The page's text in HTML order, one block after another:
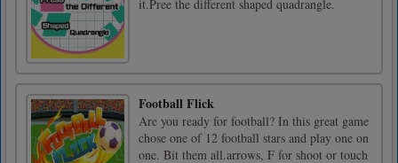
it.Pree the different shaped quadrangle.
Football Flick
Are you ready for football? In this great game
chose one of 12 football stars and play one on
one. Bit them all.arrows, F for shoot or touch